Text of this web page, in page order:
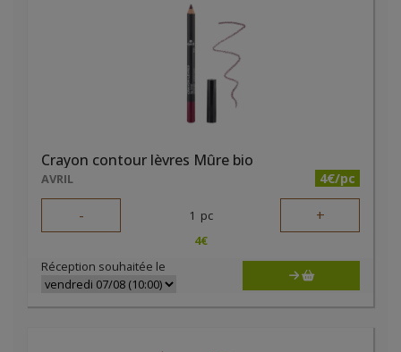
Crayon contour lèvres Mûre bio
AVRIL 4€/pc
- 1 pc +
4€
Réception souhaitée le